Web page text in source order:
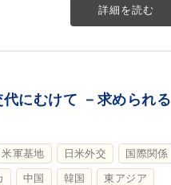
詳細を読む
代にむけて －求められる
米軍基地 日米外交 国際関係
中国 韓国 東アジア